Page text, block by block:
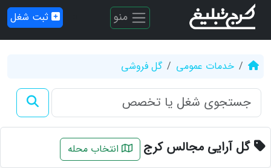
منو ثبت شغل
خدمات عمومی گل فروشی
گل آرایی مجالس کرج انتخاب محله